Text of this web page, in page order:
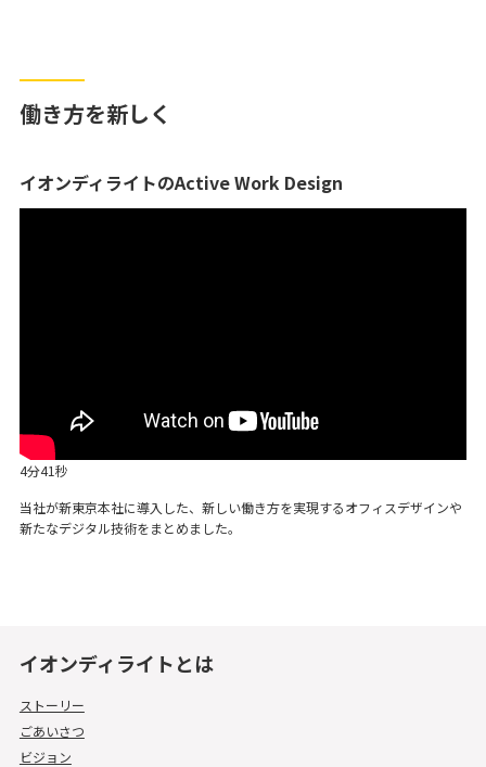
働き方を新しく
イオンディライトのActive Work Design
4分41秒
当社が新東京本社に導入した、新しい働き方を実現するオフィスデザインや
新たなデジタル技術をまとめました。
イオンディライトとは
ストーリー
ごあいさつ
ビジョン